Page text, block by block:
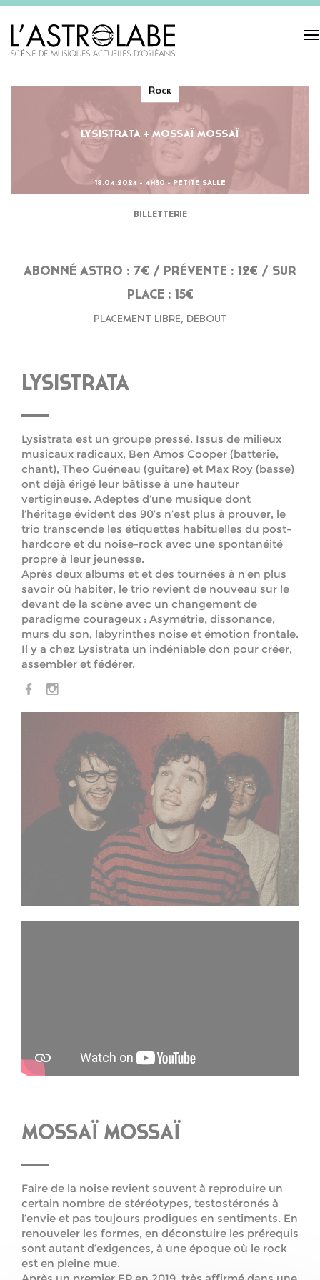
Rock
LYSISTRATA + MOSSAÏ MOSSAÏ
18.04.2024 - 4H30 - PETITE SALLE
BILLETTERIE
ABONNÉ ASTRO : 7€ / PRÉVENTE : 12€ / SUR
PLACE : 15€
PLACEMENT LIBRE, DEBOUT
LYSISTRATA
Lysistrata est un groupe pressé. Issus de milieux
musicaux radicaux, Ben Amos Cooper (batterie,
chant), Theo Guéneau (guitare) et Max Roy (basse)
ont déjà érigé leur bâtisse à une hauteur
vertigineuse. Adeptes d’une musique dont
l’héritage évident des 90’s n’est plus à prouver, le
trio transcende les étiquettes habituelles du post-
hardcore et du noise-rock avec une spontanéité
propre à leur jeunesse.
Après deux albums et et des tournées à n’en plus
savoir où habiter, le trio revient de nouveau sur le
devant de la scène avec un changement de
paradigme courageux : Asymétrie, dissonance,
murs du son, labyrinthes noise et émotion frontale.
Il y a chez Lysistrata un indéniable don pour créer,
assembler et fédérer.
MOSSAÏ MOSSAÏ
Faire de la noise revient souvent à reproduire un
certain nombre de stéréotypes, testostéronés à
l’envie et pas toujours prodigues en sentiments. En
renouveler les formes, en déconstuire les prérequis
sont autant d’exigences, à une époque où le rock
est en pleine mue.